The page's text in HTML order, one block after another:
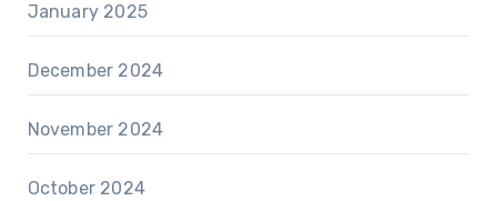
January 2025
December 2024
November 2024
October 2024